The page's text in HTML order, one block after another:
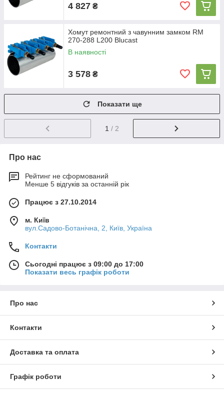
4 827 ₴
Хомут ремонтний з чавунним замком RM
270-288 L200 Blucast
В наявності
3 578 ₴
Показати ще
1 / 2
Про нас
Рейтинг не сформований
Менше 5 відгуків за останній рік
Працює з 27.10.2014
м. Київ
вул.Садово-Ботанічна, 2, Київ, Україна
Контакти
Сьогодні працює з 09:00 до 17:00
Показати весь графік роботи
Про нас
Контакти
Доставка та оплата
Графік роботи